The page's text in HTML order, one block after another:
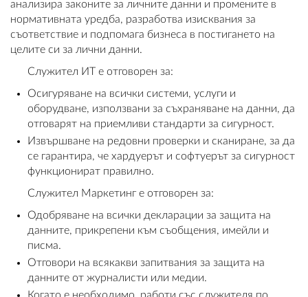
анализира законите за личните данни и промените в
нормативната уредба, разработва изисквания за
съответствие и подпомага бизнеса в постигането на
целите си за лични данни.
Служител ИТ е отговорен за:
Осигуряване на всички системи, услуги и
оборудване, използвани за съхраняване на данни, да
отговарят на приемливи стандарти за сигурност.
Извършване на редовни проверки и сканиране, за да
се гарантира, че хардуерът и софтуерът за сигурност
функционират правилно.
Служител Маркетинг е отговорен за:
Одобряване на всички декларации за защита на
данните, прикрепени към съобщения, имейли и
писма.
Отговори на всякакви запитвания за защита на
данните от журналисти или медии.